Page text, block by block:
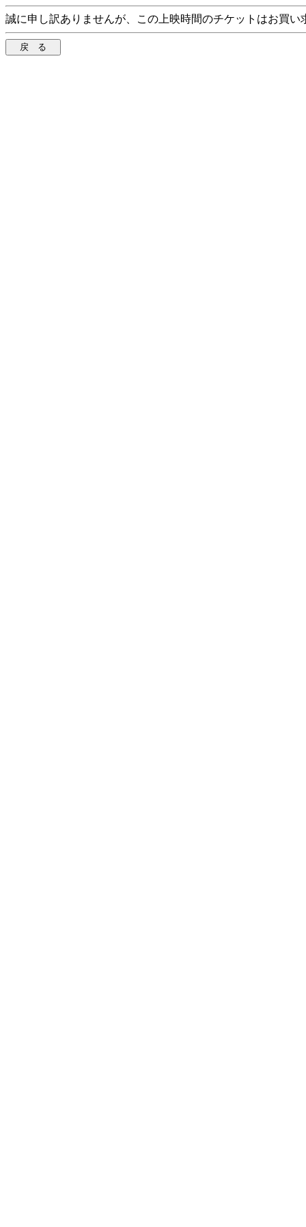
誠に申し訳ありませんが、この上映時間のチケットはお買い